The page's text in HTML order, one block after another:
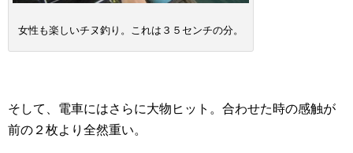
女性も楽しいチヌ釣り。これは３５センチの分。
そして、電車にはさらに大物ヒット。合わせた時の感触が
前の２枚より全然重い。